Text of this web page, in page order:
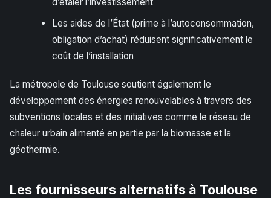
Les aides de l’État (prime à l’autoconsommation,
obligation d’achat) réduisent significativement le
coût de l’installation
La métropole de Toulouse soutient également le
développement des énergies renouvelables à travers des
subventions locales et des initiatives comme le réseau de
chaleur urbain alimenté en partie par la biomasse et la
géothermie.
Les fournisseurs alternatifs à Toulouse